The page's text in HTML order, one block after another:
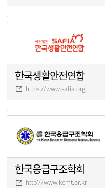
한국생활안전연합
https://www.safia.org
한국응급구조학회
http://www.kemt.or.kr